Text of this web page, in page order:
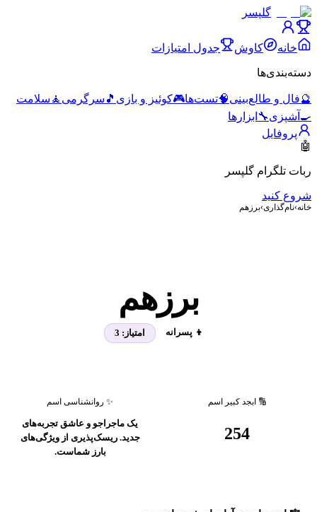
گلپسر
خانه کاوش جدول امتیازات
دسته‌بندی‌ها
🔮فال و طالع‌بینی🧠تست‌ها🎮کوئیز و بازی 🎵 سرگرمی 🧘 سلامت
🍳 آشپزی🔧 ابزارها
پروفایل
🤖
ربات تلگرام گلپسر
شروع کنید
خانه›نام‌گذاری›برزهم
برزهم
👦 پسرانه امتیاز: 3
🔢 ابجد کبیر اسم
254
✨ روانشناسی اسم
یک ماجراجو و عاشق تجربه‌های
جدید. ریسک‌پذیری از ویژگی‌های
بارز شماست.